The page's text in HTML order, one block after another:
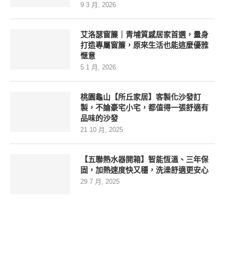
9 3 月, 2026
艾洛瑟窗簾｜青埔質感居家首選，量身
打造專屬窗簾，原來生活也能這麼優雅
愜意
5 1 月, 2026
桃園龜山【所丘家居】客製化沙發訂
製，不論豪宅小宅，都值得一張舒適有
品味的沙發
21 10 月, 2025
【五聯熱水器開箱】智能恆溫、三年保
固，加熱速度快又穩，洗澡舒適更安心
29 7 月, 2025